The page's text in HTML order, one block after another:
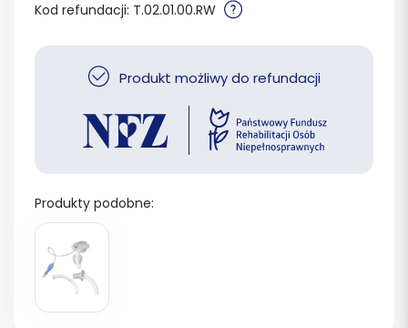
Kod refundacji: T.02.01.00.RW
Produkt możliwy do refundacji
Produkty podobne: